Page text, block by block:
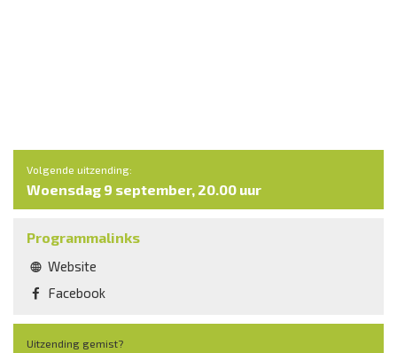
Volgende uitzending:
Woensdag 9 september, 20.00 uur
Programmalinks
Website
Facebook
Uitzending gemist?